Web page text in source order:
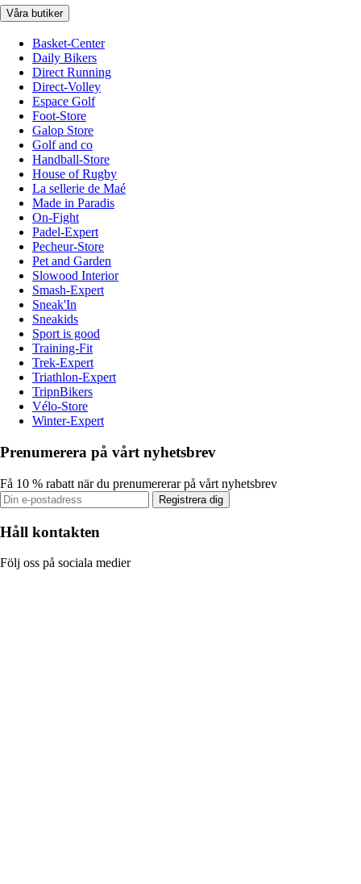
Våra butiker
Basket-Center
Daily Bikers
Direct Running
Direct-Volley
Espace Golf
Foot-Store
Galop Store
Golf and co
Handball-Store
House of Rugby
La sellerie de Maé
Made in Paradis
On-Fight
Padel-Expert
Pecheur-Store
Pet and Garden
Slowood Interior
Smash-Expert
Sneak'In
Sneakids
Sport is good
Training-Fit
Trek-Expert
Triathlon-Expert
TripnBikers
Vélo-Store
Winter-Expert
Prenumerera på vårt nyhetsbrev
Få 10 % rabatt när du prenumererar på vårt nyhetsbrev
Registrera dig
Håll kontakten
Följ oss på sociala medier